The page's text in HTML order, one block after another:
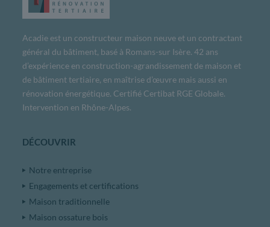
Acadie est un constructeur maison neuve et un contractant
général du bâtiment, basé à Romans-sur Isère. 42 ans
d’expérience en construction-agrandissement de maison et
de bâtiment tertiaire, en maîtrise d’œuvre mais aussi en
rénovation énergétique. Certifié Certibat RGE Globale.
Intervention en Rhône-Alpes.
DÉCOUVRIR
Notre entreprise
Engagements et certifications
Maison traditionnelle
Maison ossature bois